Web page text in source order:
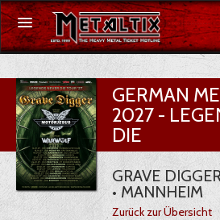
Konzerte
Festivals
Gutschein
Merchandise
GERMAN
2027 -
DIE
GRAVE
• MANNHEIM
Zurück zur Übersicht